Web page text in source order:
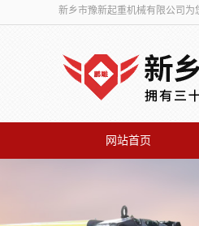
新乡市豫新起重机械有限公司为
网站首页